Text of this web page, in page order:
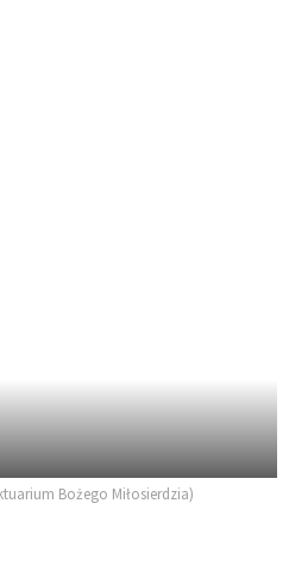
Bożego Miłosierdzia)